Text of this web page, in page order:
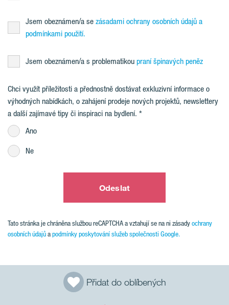
Přidat do oblíbených
Jsem obeznámen/a se zásadami ochrany osobních údajů a
podmínkami použití.
Jsem obeznámen/a s problematikou praní špinavých peněz
Chci využít příležitosti a přednostně dostávat exkluzivní informace o
výhodných nabídkách, o zahájení prodeje nových projektů, newslettery
a další zajímavé tipy či inspiraci na bydlení.
Ano
Ne
Odeslat
Tato stránka je chráněna službou reCAPTCHA a vztahují se na ni zásadyochrany
osobních údajůapodmínky poskytování služeb společnosti Google.